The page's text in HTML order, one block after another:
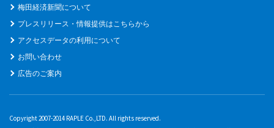
梅田経済新聞について
プレスリリース・情報提供はこちらから
アクセスデータの利用について
お問い合わせ
広告のご案内
Copyright 2007-2014 RAPLE Co.,LTD. All rights reserved.